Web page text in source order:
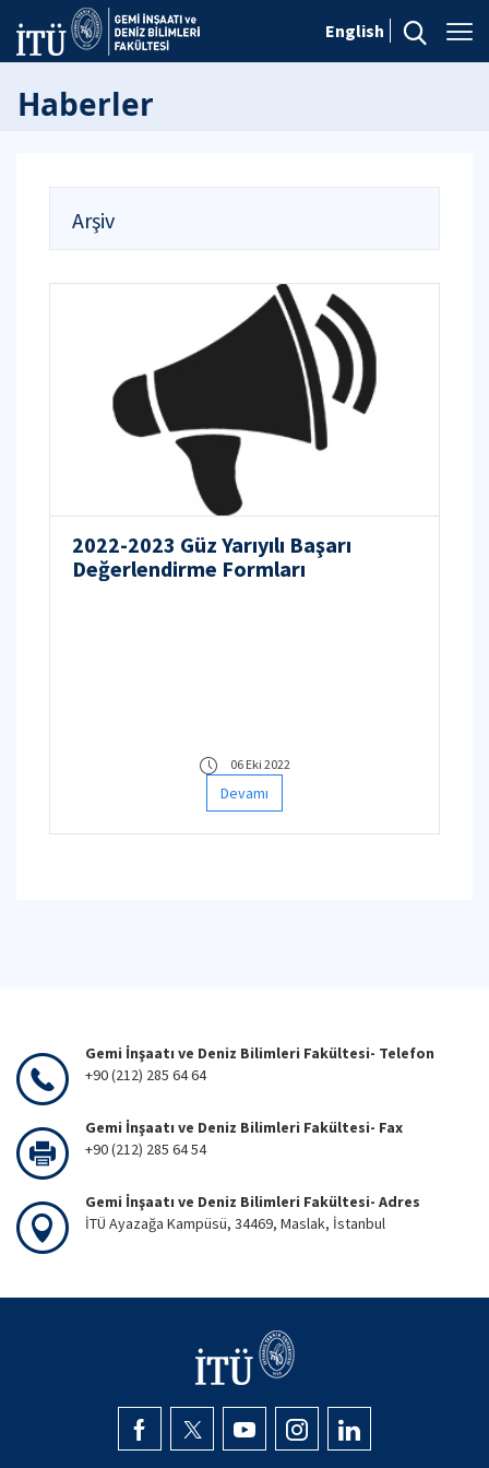
English
Haberler
Arşiv
2022-2023 Güz Yarıyılı Başarı
Değerlendirme Formları
06 Eki 2022
Devamı
Gemi İnşaatı ve Deniz Bilimleri Fakültesi- Telefon
+90 (212) 285 64 64
Gemi İnşaatı ve Deniz Bilimleri Fakültesi- Fax
+90 (212) 285 64 54
Gemi İnşaatı ve Deniz Bilimleri Fakültesi- Adres
İTÜ Ayazağa Kampüsü, 34469, Maslak, İstanbul